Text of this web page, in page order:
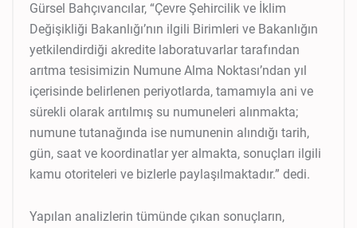
Gürsel Bahçıvancılar, “Çevre Şehircilik ve İklim
Değişikliği Bakanlığı’nın ilgili Birimleri ve Bakanlığın
yetkilendirdiği akredite laboratuvarlar tarafından
arıtma tesisimizin Numune Alma Noktası’ndan yıl
içerisinde belirlenen periyotlarda, tamamıyla ani ve
sürekli olarak arıtılmış su numuneleri alınmakta;
numune tutanağında ise numunenin alındığı tarih,
gün, saat ve koordinatlar yer almakta, sonuçları ilgili
kamu otoriteleri ve bizlerle paylaşılmaktadır.” dedi.
Yapılan analizlerin tümünde çıkan sonuçların,